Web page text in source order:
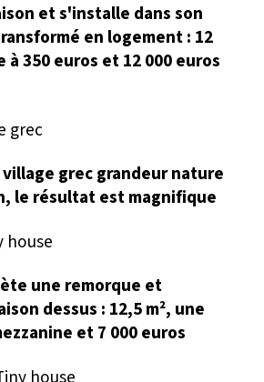
et s'installe dans son
en logement : 12
à 350 euros et 12 000 euros
grec grandeur nature
le résultat est magnifique
une remorque et
dessus : 12,5 m², une
et 7 000 euros